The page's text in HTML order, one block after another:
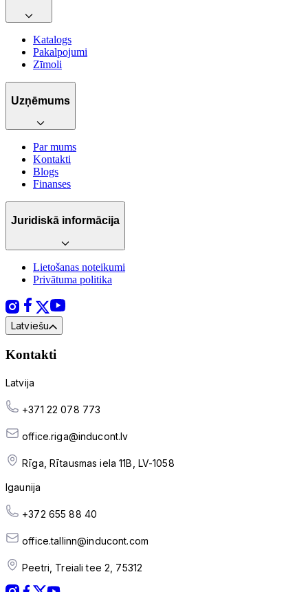
Katalogs
Pakalpojumi
Zīmoli
Uzņēmums
Par mums
Kontakti
Blogs
Finanses
Juridiskā informācija
Lietošanas noteikumi
Privātuma politika
Latviešu
Kontakti
Latvija
+371 22 078 773
office.riga@inducont.lv
Rīga, Rītausmas iela 11B, LV-1058
Igaunija
+372 655 88 40
office.tallinn@inducont.com
Peetri, Treiali tee 2, 75312